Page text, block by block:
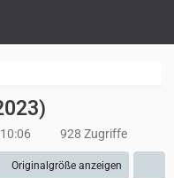
928 Zugriffe
Originalgröße anzeigen